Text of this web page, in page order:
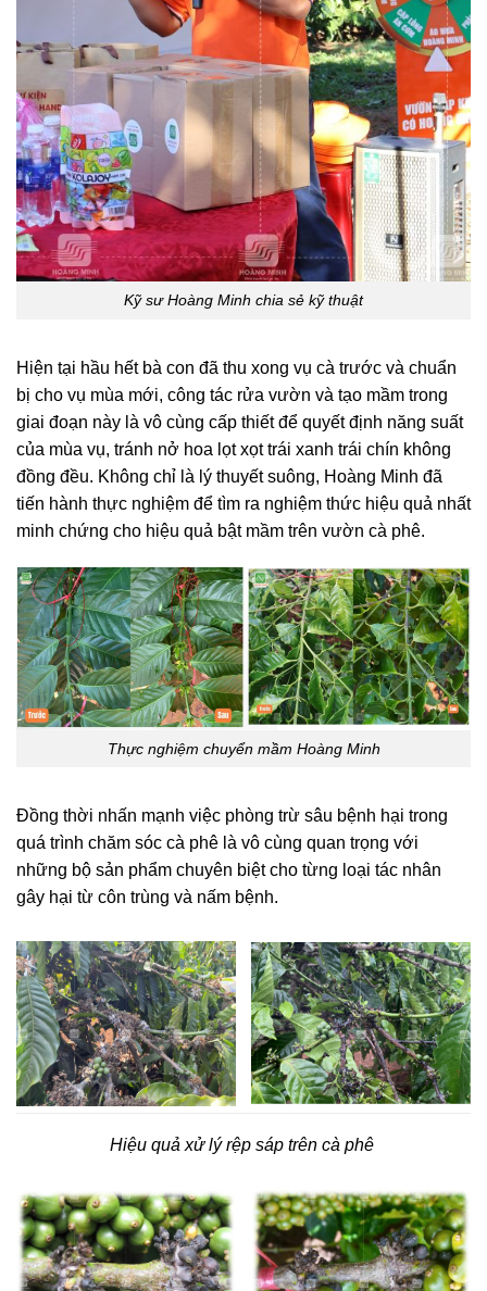
Kỹ sư Hoàng Minh chia sẻ kỹ thuật
Hiện tại hầu hết bà con đã thu xong vụ cà trước và chuẩn
bị cho vụ mùa mới, công tác rửa vườn và tạo mầm trong
giai đoạn này là vô cùng cấp thiết để quyết định năng suất
của mùa vụ, tránh nở hoa lọt xọt trái xanh trái chín không
đồng đều. Không chỉ là lý thuyết suông, Hoàng Minh đã
tiến hành thực nghiệm để tìm ra nghiệm thức hiệu quả nhất
minh chứng cho hiệu quả bật mầm trên vườn cà phê.
Thực nghiệm chuyển mầm Hoàng Minh
Đồng thời nhấn mạnh việc phòng trừ sâu bệnh hại trong
quá trình chăm sóc cà phê là vô cùng quan trọng với
những bộ sản phẩm chuyên biệt cho từng loại tác nhân
gây hại từ côn trùng và nấm bệnh.
Hiệu quả xử lý rệp sáp trên cà phê